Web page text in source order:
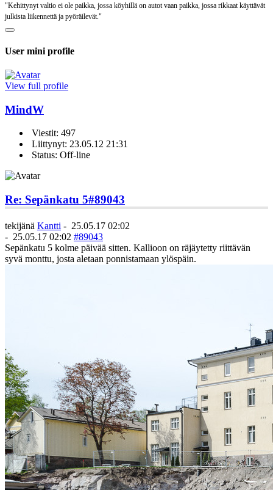
"Kehittynyt valtio ei ole paikka, jossa köyhillä on autot vaan paikka, jossa rikkaat käyttävät
julkista liikennettä ja pyöräilevät."
User mini profile
View full profile
MindW
Viestit: 497
Liittynyt: 23.05.12 21:31
Status: Off-line
Re: Sepänkatu 5#89043
tekijänä Kantti - 25.05.17 02:02
- 25.05.17 02:02 #89043
Sepänkatu 5 kolme päivää sitten. Kallioon on räjäytetty riittävän
syvä monttu, josta aletaan ponnistamaan ylöspäin.